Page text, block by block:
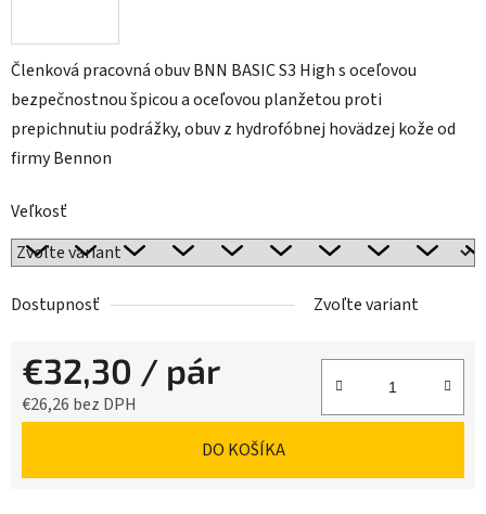
Členková pracovná obuv BNN BASIC S3 High s oceľovou
bezpečnostnou špicou a oceľovou planžetou proti
prepichnutiu podrážky, obuv z hydrofóbnej hovädzej kože od
firmy Bennon
Veľkosť
Dostupnosť Zvoľte variant
€32,30 / pár
€26,26 bez DPH
DO KOŠÍKA